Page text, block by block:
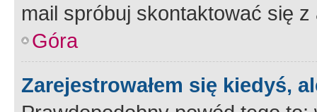
mail spróbuj skontaktować się
Góra
Zarejestrowałem się kiedyś,